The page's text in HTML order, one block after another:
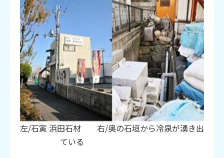
左/石寅 浜田石材 右/奥の石垣から冷泉が湧き出
ている